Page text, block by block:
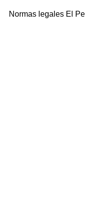
Normas legales El